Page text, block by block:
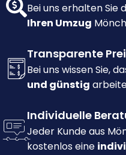
Bei uns erhalten Sie
Ihren Umzug
Transparente
Bei uns wissen Sie,
und günstig
Individuelle
Jeder Kunde aus
kostenlos eine